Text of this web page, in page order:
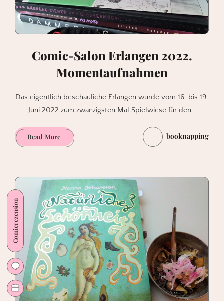
Comic-Salon Erlangen 2022.
Momentaufnahmen
Das eigentlich beschauliche Erlangen wurde vom 16. bis 19.
Juni 2022 zum zwanzigsten Mal Spielwiese für den…
Read MoreComic-
Salon
Momentaufnahmen
booknapping
Comicrezension